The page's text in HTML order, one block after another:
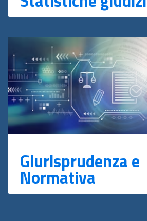
Giurisprudenza e
Normativa